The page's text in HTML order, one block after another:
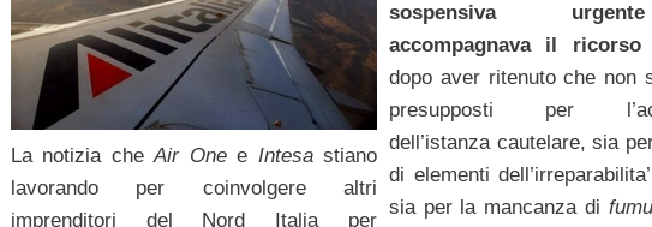
sospensiva
accompagnava il ricorso
dopo aver ritenuto che non
presupposti per
dell’istanza cautelare, sia
di elementi
sia per la mancanza di
La notizia cheAir Onee Intesastiano
lavorando per coinvolgere altri
imprenditori del Nord Italia per